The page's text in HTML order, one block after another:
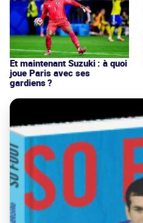
Et maintenant Suzuki : à quoi
joue Paris avec ses
gardiens ?